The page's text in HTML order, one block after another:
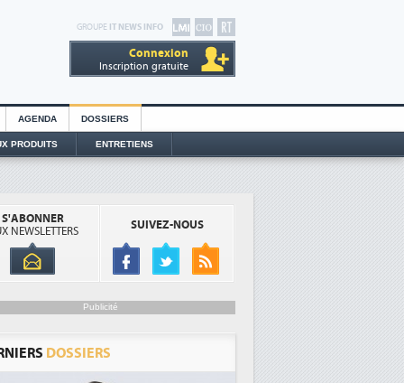
GROUPE IT NEWS INFO
Connexion
Inscription gratuite
AGENDA DOSSIERS
PRODUITS ENTRETIENS
S'ABONNER
NEWSLETTERS
SUIVEZ-NOUS
Publicité
DOSSIERS